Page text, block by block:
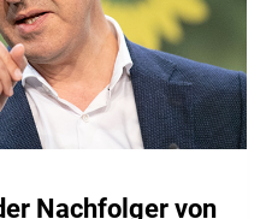
Nachfolger von